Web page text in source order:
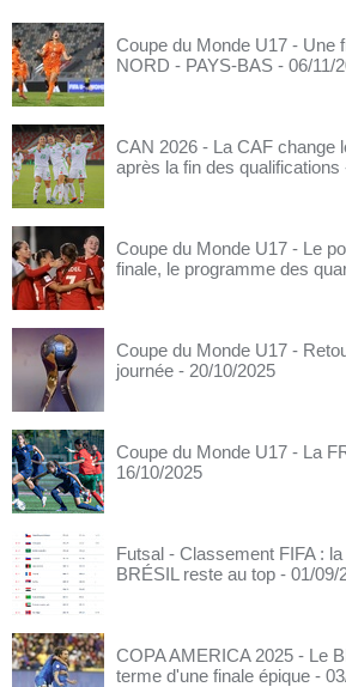
Coupe du Monde U17 - Une
NORD - PAYS-BAS - 06/11/
CAN 2026 - La CAF change
après la fin des qualifications
Coupe du Monde U17 - Le
finale, le programme des
Coupe du Monde U17 -
journée - 20/10/2025
Coupe du Monde U17 - La
16/10/2025
Futsal - Classement FIFA :
BRÉSIL reste au top - 01/09/
COPA AMERICA 2025 - Le
terme d'une finale épique -